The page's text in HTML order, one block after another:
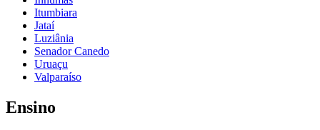
Itumbiara
Jataí
Luziânia
Senador Canedo
Uruaçu
Valparaíso
Ensino